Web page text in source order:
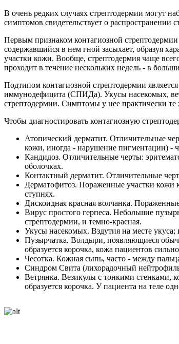
В очень редких случаях стрептодермии могут
симптомов свидетельствует о распространении
Первым признаком контагиозной
содержавшийся в нем гной засыхает, образуя
участки кожи. Вообще, стрептодермия чаще
проходит в течение нескольких недель - в
Подтипом контагиозной стрептодермии
иммунодефицита (СПИДа). Укусы насекомых,
стрептодермии. Симптомы у нее практически те
Чтобы диагностировать контагиозную
Атопический дерматит. Отличительные
кожи, иногда - нарушение пигментации) -
Кандидоз. Отличительные черты:
оболочках.
Контактный дерматит. Отличительные
Дерматофитоз. Пораженные участки кожи
ступнях.
Дискоидная красная волчанка.
Вирус простого герпеса. Небольшие
стрептодермии, и темно-красная.
Укусы насекомых. Вздутия на месте укуса;
Пузырчатка. Волдыри, появляющиеся
образуется корочка, кожа пациентов
Чесотка. Кожная сыпь, часто - между
Синдром Свита (лихорадочный
Ветрянка. Везикулы с тонкими стенками,
образуется корочка. У пациента на теле